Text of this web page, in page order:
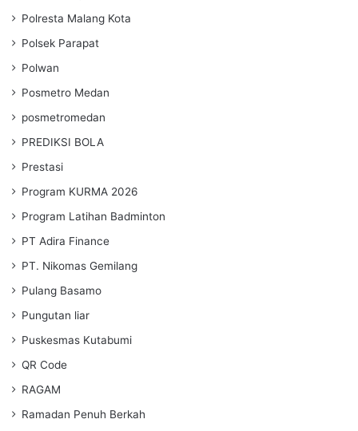
Polresta Malang Kota
Polsek Parapat
Polwan
Posmetro Medan
posmetromedan
PREDIKSI BOLA
Prestasi
Program KURMA 2026
Program Latihan Badminton
PT Adira Finance
PT. Nikomas Gemilang
Pulang Basamo
Pungutan liar
Puskesmas Kutabumi
QR Code
RAGAM
Ramadan Penuh Berkah